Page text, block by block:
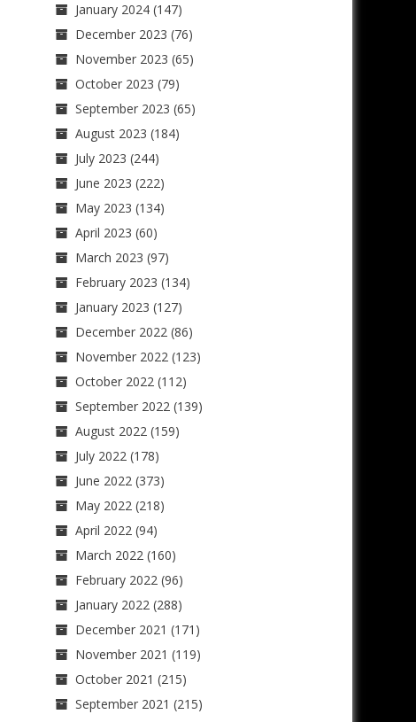
January 2024(147)
December 2023 (76)
November 2023 (65)
October 2023 (79)
September 2023 (65)
August 2023 (184)
July 2023 (244)
June 2023 (222)
May 2023 (134)
April 2023 (60)
March 2023 (97)
February 2023 (134)
January 2023 (127)
December 2022(86)
November 2022(123)
October 2022(112)
September 2022(139)
August 2022(159)
July 2022(178)
June 2022(373)
May 2022(218)
April 2022(94)
March 2022(160)
February 2022(96)
January 2022(288)
December 2021 (171)
November 2021 (119)
October 2021 (215)
September 2021 (215)